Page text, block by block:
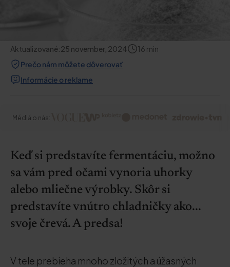
Aktualizované:25 november, 2024 16 min
Prečo nám môžete dôverovať
Informácie o reklame
Médiá o nás:
Keď si predstavíte fermentáciu, možno
sa vám pred očami vynoria uhorky
alebo mliečne výrobky. Skôr si
predstavíte vnútro chladničky ako...
svoje črevá. A predsa!
V tele prebieha mnoho zložitých a úžasných